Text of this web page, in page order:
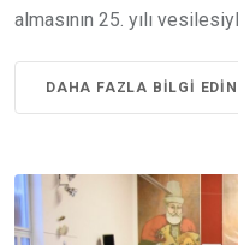
almasının 25. yılı
DAHA FAZLA BILGI